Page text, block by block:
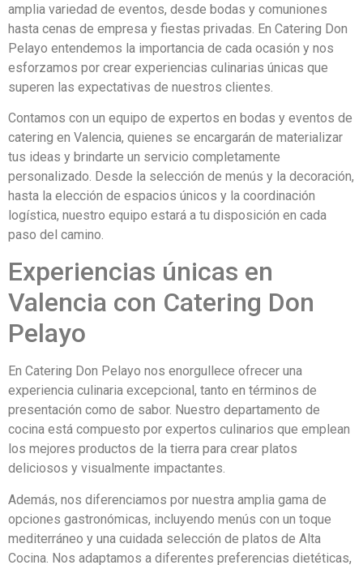
amplia variedad de eventos, desde bodas y comuniones
hasta cenas de empresa y fiestas privadas. En Catering Don
Pelayo entendemos la importancia de cada ocasión y nos
esforzamos por crear experiencias culinarias únicas que
superen las expectativas de nuestros clientes.
Contamos con un equipo de expertos en bodas y eventos de
catering en Valencia, quienes se encargarán de materializar
tus ideas y brindarte un servicio completamente
personalizado. Desde la selección de menús y la decoración,
hasta la elección de espacios únicos y la coordinación
logística, nuestro equipo estará a tu disposición en cada
paso del camino.
Experiencias únicas en
Valencia con Catering Don
Pelayo
En Catering Don Pelayo nos enorgullece ofrecer una
experiencia culinaria excepcional, tanto en términos de
presentación como de sabor. Nuestro departamento de
cocina está compuesto por expertos culinarios que emplean
los mejores productos de la tierra para crear platos
deliciosos y visualmente impactantes.
Además, nos diferenciamos por nuestra amplia gama de
opciones gastronómicas, incluyendo menús con un toque
mediterráneo y una cuidada selección de platos de Alta
Cocina. Nos adaptamos a diferentes preferencias dietéticas,